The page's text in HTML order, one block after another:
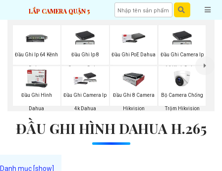
LẮP CAMERA QUẬN 5
Đầu Ghi Ip 64 Kênh
Dahua
Đầu Ghi Ip 8
Camera Dahua
Đầu Ghi PoE Dahua Đầu Ghi Camera Ip
16 Kênh Dahua
Đầu Ghi Hình
Dahua
Đầu Ghi Camera Ip
4k Dahua
Đầu Ghi 8 Camera
Hikvision
Bộ Camera Chống
Trộm Hikvision
ĐẦU GHI HÌNH DAHUA H.265